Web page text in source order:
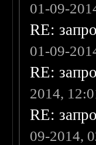
01-09-
RE:
01-09-
RE:
2014,
RE:
09-2014,